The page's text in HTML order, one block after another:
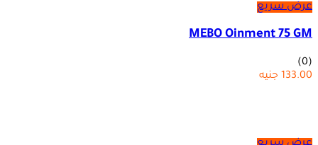
عرض سريع
MEBO Oinment 75 GM
(0)
133.00 جنيه